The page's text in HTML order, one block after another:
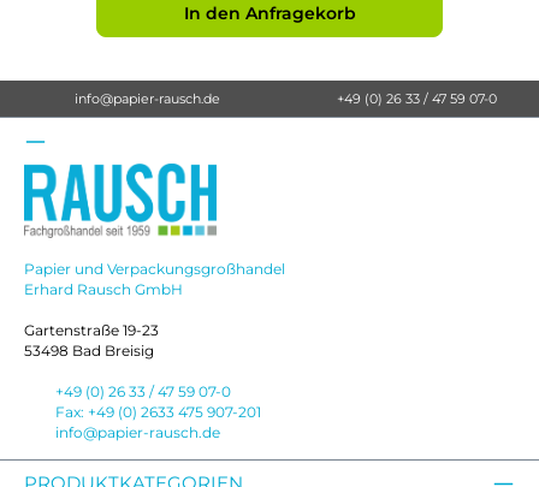
In den Anfragekorb
info@papier-rausch.de +49 (0) 26 33 / 47 59 07-0
Papier und Verpackungsgroßhandel
Erhard Rausch GmbH
Gartenstraße 19-23
53498 Bad Breisig
+49 (0) 26 33 / 47 59 07-0
Fax: +49 (0) 2633 475 907-201
info@papier-rausch.de